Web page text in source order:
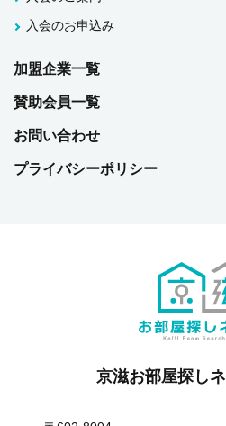
入会のお申込み
加盟企業一覧
賛助会員一覧
お問い合わせ
プライバシーポリシー
京滋お部屋探し